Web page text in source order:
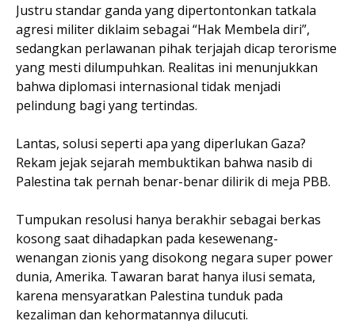
Justru standar ganda yang dipertontonkan tatkala
agresi militer diklaim sebagai “Hak Membela diri”,
sedangkan perlawanan pihak terjajah dicap terorisme
yang mesti dilumpuhkan. Realitas ini menunjukkan
bahwa diplomasi internasional tidak menjadi
pelindung bagi yang tertindas.
Lantas, solusi seperti apa yang diperlukan Gaza?
Rekam jejak sejarah membuktikan bahwa nasib di
Palestina tak pernah benar-benar dilirik di meja PBB.
Tumpukan resolusi hanya berakhir sebagai berkas
kosong saat dihadapkan pada kesewenang-
wenangan zionis yang disokong negara super power
dunia, Amerika. Tawaran barat hanya ilusi semata,
karena mensyaratkan Palestina tunduk pada
kezaliman dan kehormatannya dilucuti.